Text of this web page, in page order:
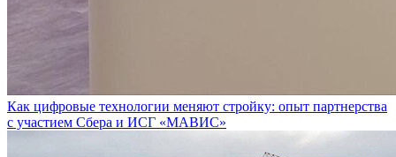
Как цифровые технологии меняют стройку: опыт партнерства
с участием Сбера и ИСГ «МАВИС»